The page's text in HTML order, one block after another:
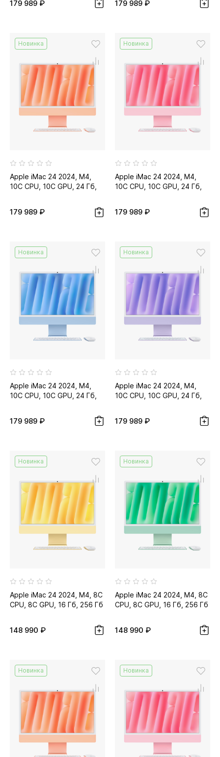
179 989 ₽ 179 989 ₽
Новинка
Apple iMac 24 2024, M4,
10C CPU, 10C GPU, 24 Гб,
179 989 ₽
Новинка
Apple iMac 24 2024, M4,
10C CPU, 10C GPU, 24 Гб,
179 989 ₽
Новинка
Apple iMac 24 2024, M4,
10C CPU, 10C GPU, 24 Гб,
179 989 ₽
Новинка
Apple iMac 24 2024, M4,
10C CPU, 10C GPU, 24 Гб,
179 989 ₽
Новинка
Apple iMac 24 2024, M4, 8C
CPU, 8C GPU, 16 Гб, 256 Гб
148 990 ₽
Новинка
Apple iMac 24 2024, M4, 8C
CPU, 8C GPU, 16 Гб, 256 Гб
148 990 ₽
Новинка Новинка